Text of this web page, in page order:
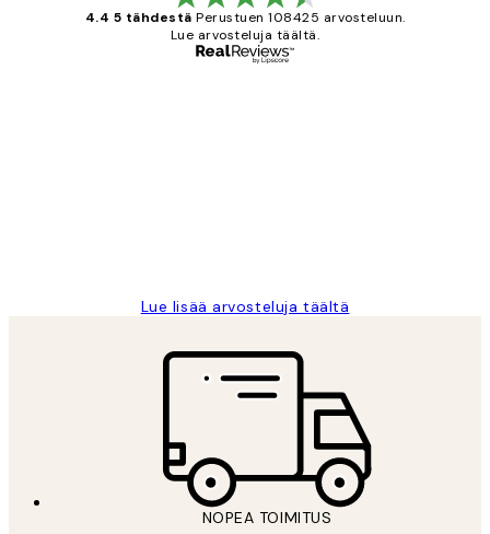
4.4 5 tähdestä Perustuen 108425 arvosteluun.
Lue arvosteluja täältä.
Lue lisää arvosteluja täältä
NOPEA TOIMITUS